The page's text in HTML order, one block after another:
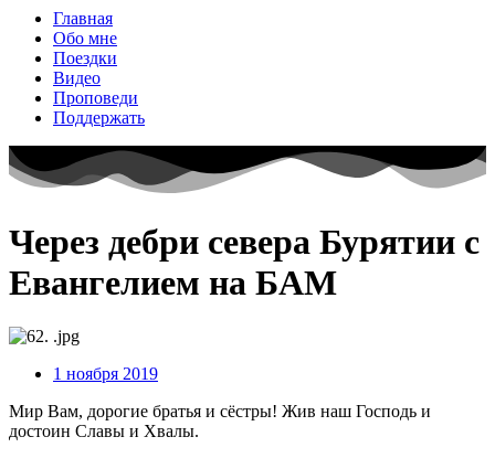
Главная
Обо мне
Поездки
Видео
Проповеди
Поддержать
Через дебри севера Бурятии с
Евангелием на БАМ
1 ноября 2019
Мир Вам, дорогие братья и сёстры! Жив наш Господь и
достоин Славы и Хвалы.